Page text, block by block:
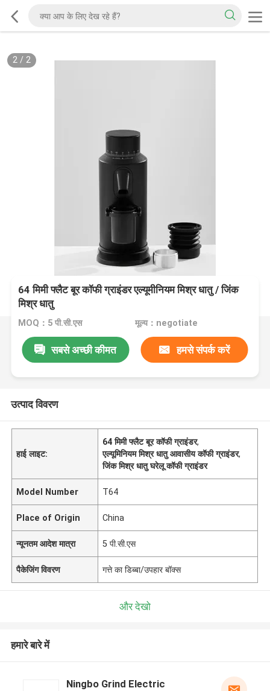
2/ 2
64 मिमी फ्लैट बूर कॉफी ग्राइंडर एल्यूमीनियम मिश्र धातु / जिंक
मिश्र धातु
MOQ：5 पी.सी.एस मूल्य：negotiate
सबसे अच्छी कीमत हमसे संपर्क करें
उत्पाद विवरण
हाई लाइट:
64 मिमी फ्लैट बूर कॉफी ग्राइंडर,
एल्यूमिनियम मिश्र धातु आवासीय कॉफी ग्राइंडर,
जिंक मिश्र धातु घरेलू कॉफी ग्राइंडर
Model Number T64
Place of Origin China
न्यूनतम आदेश मात्रा 5 पी.सी.एस
पैकेजिंग विवरण गत्ते का डिब्बा/उपहार बॉक्स
और देखो
हमारे बारे में
Ningbo Grind Electric